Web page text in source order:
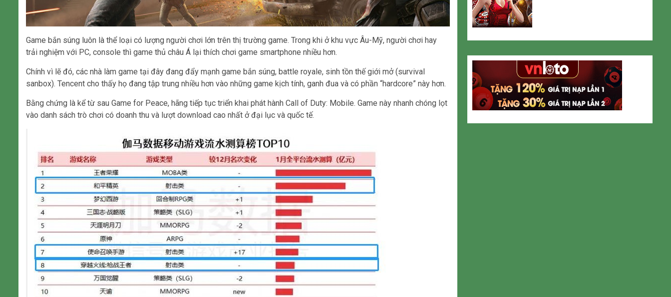
Game bắn súng luôn là thể loại có lượng người chơi lớn trên thị trường game. Trong khi ở khu vực Âu-Mỹ, người chơi hay
trải nghiệm với PC, console thì game thủ châu Á lại thích chơi game smartphone nhiều hơn.
Chính vì lẽ đó, các nhà làm game tại đây đang đẩy mạnh game bắn súng, battle royale, sinh tồn thế giới mở (survival
sanbox). Tencent cho thấy họ đang tập trung nhiều hơn vào những game kịch tính, ganh đua và có phần “hardcore” này hơn.
Bằng chứng là kể từ sau Game for Peace, hãng tiếp tục triển khai phát hành Call of Duty: Mobile. Game này nhanh chóng lọt
vào danh sách trò chơi có doanh thu và lượt download cao nhất ở đại lục và quốc tế.